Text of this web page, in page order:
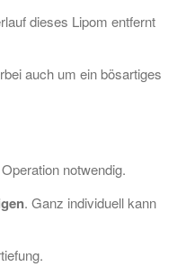
dieses Lipom entfernt
auch um ein bösartiges
notwendig.
. Ganz individuell kann